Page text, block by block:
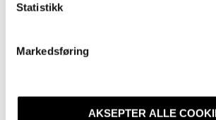
Statistikk
Markedsføring
AKSEPTER ALLE
RELATERTE